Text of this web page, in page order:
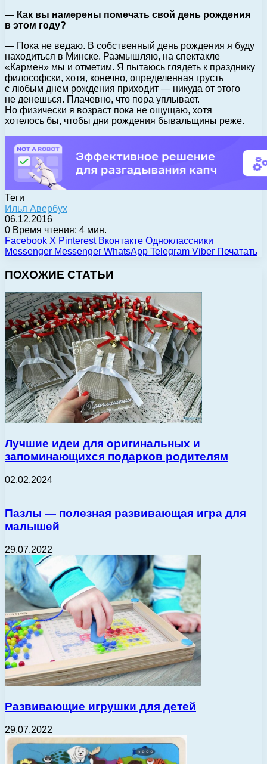
— Как вы намерены помечать свой день рождения
в этом году?
— Пока не ведаю. В собственный день рождения я буду
находиться в Минске. Размышляю, на спектакле
«Кармен» мы и отметим. Я пытаюсь глядеть к празднику
философски, хотя, конечно, определенная грусть
с любым днем рождения приходит — никуда от этого
не денешься. Плачевно, что пора уплывает.
Но физически я возраст пока не ощущаю, хотя
хотелось бы, чтобы дни рождения бывальщины реже.
Теги
Илья Авербух
06.12.2016
0 Время чтения: 4 мин.
Facebook X Pinterest Вконтакте Одноклассники
Messenger Messenger WhatsApp Telegram Viber Печатать
ПОХОЖИЕ СТАТЬИ
Лучшие идеи для оригинальных и
запоминающихся подарков родителям
02.02.2024
Пазлы — полезная развивающая игра для
малышей
29.07.2022
Развивающие игрушки для детей
29.07.2022